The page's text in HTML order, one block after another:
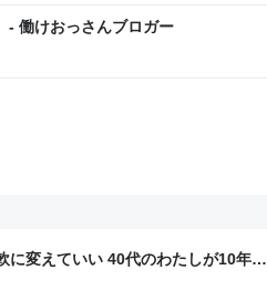
- 働けおっさんブロガー
に変えていい 40代のわたしが10年後
イデム